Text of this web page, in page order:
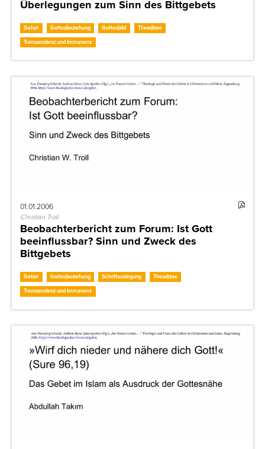
Überlegungen zum Sinn des Bittgebets
Gebet Gottesbeziehung Gottesbild
Theodizee
Transzendenz und Immanenz
01.01.2006
Christian Troll
Beobachterbericht zum Forum: Ist Gott
beeinflussbar? Sinn und Zweck des
Bittgebets
Gebet Gottesbeziehung Schriftauslegung
Theodizee
Transzendenz und Immanenz